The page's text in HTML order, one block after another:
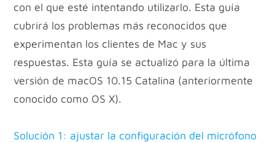
con el que esté intentando utilizarlo. Esta guía
cubrirá los problemas más reconocidos que
experimentan los clientes de Mac y sus
respuestas. Esta guía se actualizó para la última
versión de macOS 10.15 Catalina (anteriormente
conocido como OS X).
Solución 1: ajustar la configuración del micrófono